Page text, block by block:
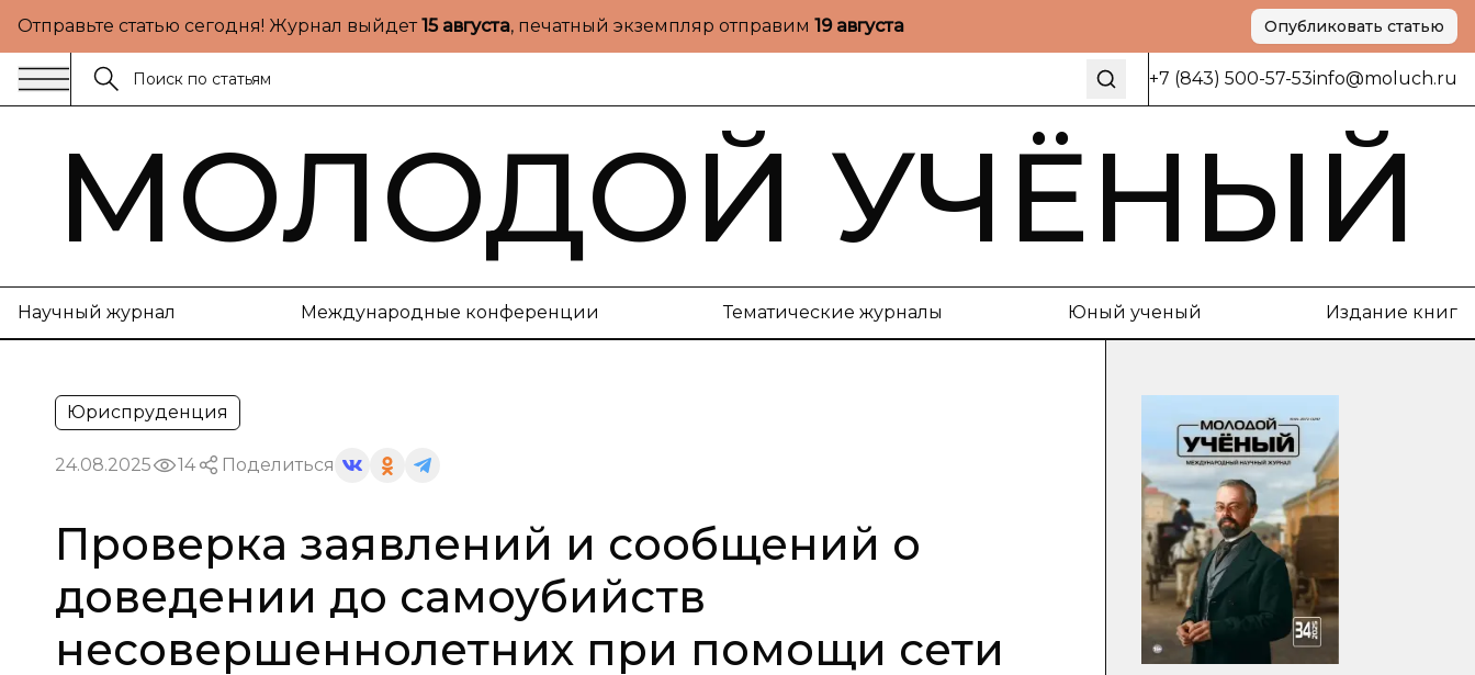
Отправьте статью сегодня! Журнал выйдет15 августа, печатный экземпляр отправим 19 августа Опубликовать статью
+7 (843) 500-57-53info@moluch.ru
МОЛОДОЙ УЧЁНЫЙ
Научный журнал Международные конференции Тематические журналы Юный ученый Издание книг
Юриспруденция
24.08.2025 14 Поделиться
Проверка заявлений и сообщений о
доведении до самоубийств
несовершеннолетних при помощи сети